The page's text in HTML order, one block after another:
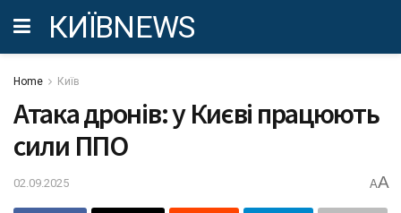
КИЇВNEWS
Home Київ
Атака дронів: у Києві працюють
сили ППО
02.09.2025 AA